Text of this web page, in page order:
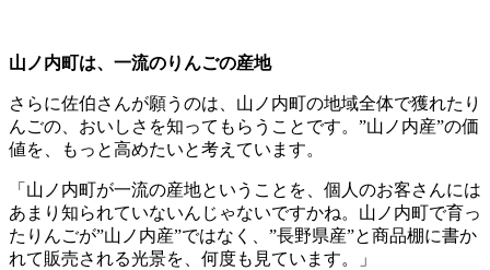
山ノ内町は、一流のりんごの産地
さらに佐伯さんが願うのは、山ノ内町の地域全体で獲れたり
んごの、おいしさを知ってもらうことです。”山ノ内産”の価
値を、もっと高めたいと考えています。
「山ノ内町が一流の産地ということを、 個人のお客さんには
あまり知られていないんじゃないですかね。山ノ内町で育っ
たりんごが”山ノ内産”ではなく、”長野県産”と商品棚に書か
れて販売される光景を、何度も見ています。」